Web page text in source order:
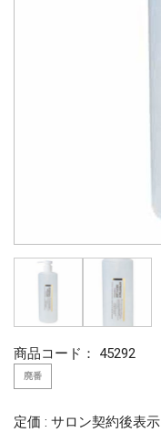
商品コード： 45292
廃番
定価 : サロン契約後表示